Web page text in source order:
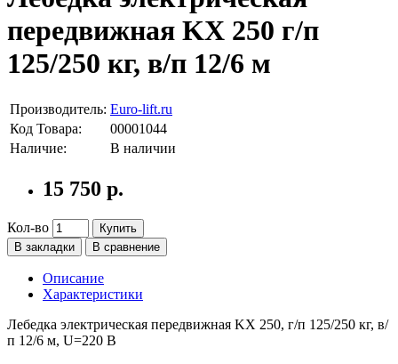
передвижная KX 250 г/п
125/250 кг, в/п 12/6 м
Производитель: Euro-lift.ru
Код Товара:
00001044
Наличие:
В наличии
15 750 р.
Кол-во
Купить
В закладки
В сравнение
Описание
Характеристики
Лебедка электрическая передвижная KX 250, г/п 125/250 кг, в/
п 12/6 м, U=220 В